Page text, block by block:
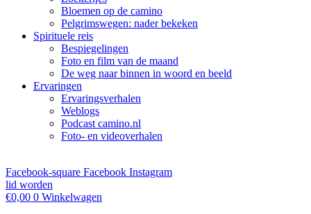
Bloemen op de camino
Pelgrimswegen: nader bekeken
Spirituele reis
Bespiegelingen
Foto en film van de maand
De weg naar binnen in woord en beeld
Ervaringen
Ervaringsverhalen
Weblogs
Podcast camino.nl
Foto- en videoverhalen
Facebook-square Facebook Instagram
lid worden
€0,00 0 Winkelwagen